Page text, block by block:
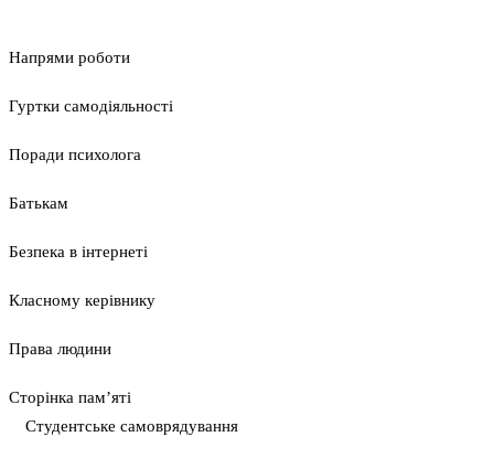
Напрями роботи
Гуртки самодіяльності
Поради психолога
Батькам
Безпека в інтернеті
Класному керівнику
Права людини
Сторінка пам’яті
Студентське самоврядування